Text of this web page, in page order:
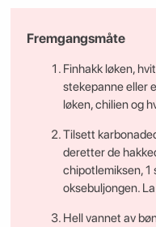
Fremgangsmåte
Finhakk løken,
stekepanne eller
løken, chilien og
Tilsett
deretter de
chipotlemiksen, 1
oksebuljongen.
Hell vannet av